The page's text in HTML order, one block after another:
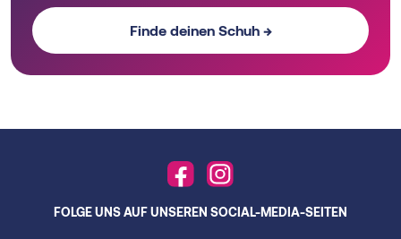
Finde deinen Schuh →
FOLGE UNS AUF UNSEREN SOCIAL-MEDIA-SEITEN